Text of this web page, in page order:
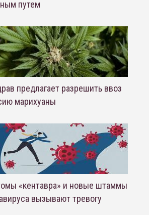
путем
предлагает разрешить ввоз
марихуаны
«кентавра» и новые штаммы
вызывают тревогу